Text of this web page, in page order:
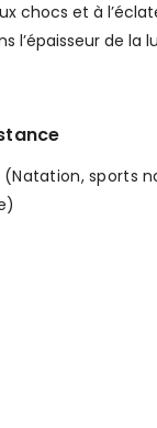
chocs et à
l’épaisseur de la
(Natation, sports